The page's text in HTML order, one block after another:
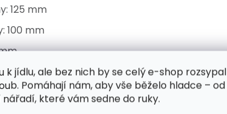
k jídlu, ale bez nich by se celý e-shop rozsypal
Pomáhají nám, aby vše běželo hladce – od
které vám sedne do ruky.
125 mm
100 mm
1,5 mm
10 mm